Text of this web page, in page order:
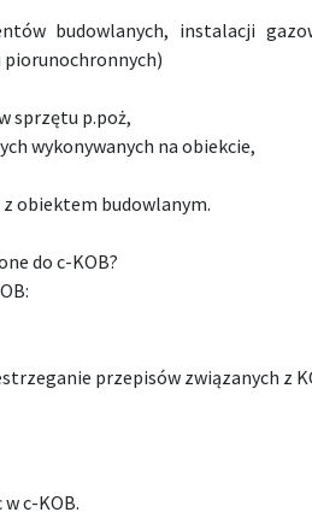
budowlanych, instalacji
sprzętu p.poż,
wykonywanych na obiekcie,
obiektem budowlanym.
do c-KOB?
przepisów związanych z
c-KOB.